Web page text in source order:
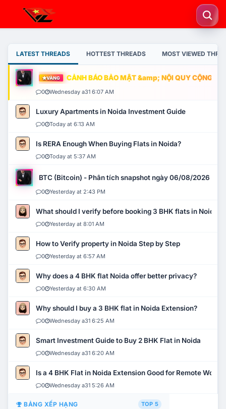
LATEST THREADS HOTTEST THREADS MOST VIEWED
VÀNG CẢNH BÁO BẢO MẬT &amp; NỘI QUY CỘNG
0 Wednesday a31 6:07 AM
Luxury Apartments in Noida Investment Guide
0 Today at 6:13 AM
Is RERA Enough When Buying Flats in Noida?
0 Today at 5:37 AM
BTC (Bitcoin) - Phân tích snapshot ngày 06/08/2026
0 Yesterday at 2:43 PM
What should I verify before booking 3 BHK flats in Noida?
0 Yesterday at 8:01 AM
How to Verify property in Noida Step by Step
0 Yesterday at 6:57 AM
Why does a 4 BHK flat Noida offer better privacy?
0 Yesterday at 6:30 AM
Why should I buy a 3 BHK flat in Noida Extension?
0 Wednesday a31 6:25 AM
Smart Investment Guide to Buy 2 BHK Flat in Noida
0 Wednesday a31 6:20 AM
Is a 4 BHK Flat in Noida Extension Good for Remote Work?
0 Wednesday a31 5:26 AM
BẢNG XẾP HẠNG TOP 5